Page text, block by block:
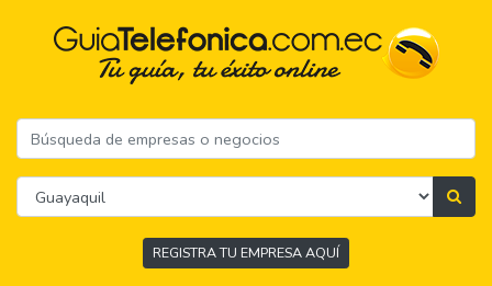
REGISTRA TU EMPRESA AQUÍ